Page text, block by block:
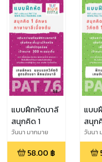
แบบฝึกหัดบาลี
สนุกคิด 1
วันนา มากมาย
58.00 ฿
แบบ
สนุก
วิภัต
การั
วันนา